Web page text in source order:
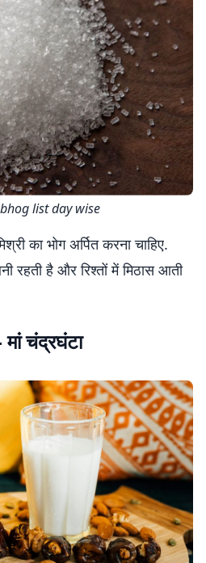
list day wise
का भोग अर्पित करना चाहिए.
रहती है और रिश्तों में मिठास आती
चंद्रघंटा